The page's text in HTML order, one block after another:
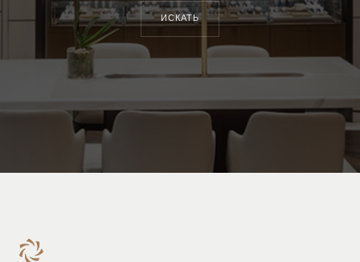
ИСКАТЬ